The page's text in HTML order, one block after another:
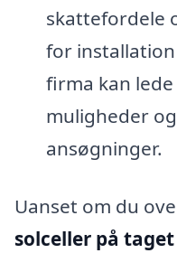
skattefordele
for
firma kan
muligheder
ansøgninger.
Uanset om du
solceller på